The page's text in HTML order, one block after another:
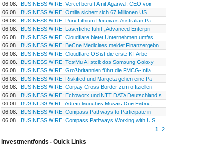
06.08.
BUSINESS WIRE: Vercel beruft Amit Agarwal, CEO von
06.08.
BUSINESS WIRE: Omilia sichert sich 67 Millionen US
06.08.
BUSINESS WIRE: Pure Lithium Receives Australian Pa
06.08.
BUSINESS WIRE: Laserfiche führt „Advanced Enterpri
06.08.
BUSINESS WIRE: Cloudflare bietet Unternehmen umfas
06.08.
BUSINESS WIRE: BeOne Medicines meldet Finanzergebn
06.08.
BUSINESS WIRE: Cloudflare OS ist die erste KI-Arbe
06.08.
BUSINESS WIRE: TestMu AI stellt das Samsung Galaxy
06.08.
BUSINESS WIRE: Großbritannien führt die FMCG-Infla
06.08.
BUSINESS WIRE: Riskified und Marqeta gehen eine Pa
06.08.
BUSINESS WIRE: Corpay Cross-Border zum offiziellen
06.08.
BUSINESS WIRE: Echoworx und NTT DATA Deutschland s
06.08.
BUSINESS WIRE: Adtran launches Mosaic One Fabric,
06.08.
BUSINESS WIRE: Compass Pathways to Participate in
06.08.
BUSINESS WIRE: Compass Pathways Working with U.S.
1 2
Investmentfonds - Quick Links